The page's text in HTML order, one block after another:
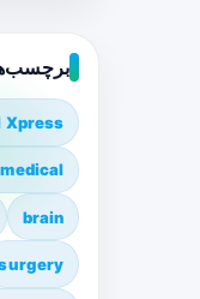
Xpress
brain